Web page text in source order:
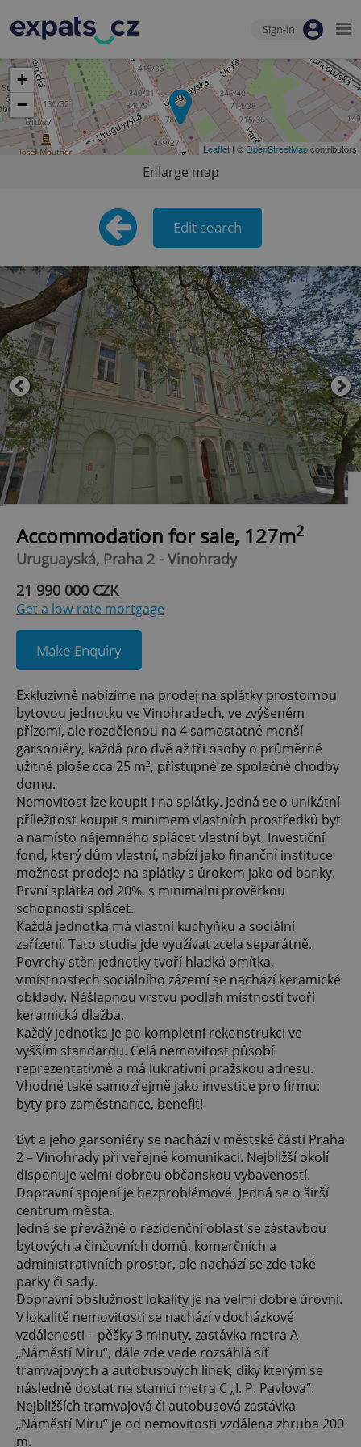
Sign-in
+
−
Leaflet | ©OpenStreetMapcontributors
Enlarge map
Edit search
Accommodation for sale, 127m2
Uruguayská, Praha 2 - Vinohrady
21 990 000 CZK
Get a low-rate mortgage
Make Enquiry
Exkluzivně nabízíme na prodej na splátky prostornou
bytovou jednotku ve Vinohradech, ve zvýšeném
přízemí, ale rozdělenou na 4 samostatné menší
garsoniéry, každá pro dvě až tři osoby o průměrné
užitné ploše cca 25 m², přístupné ze společné chodby
domu.
Nemovitost lze koupit i na splátky. Jedná se o unikátní
příležitost koupit s minimem vlastních prostředků byt
a namísto nájemného splácet vlastní byt. Investiční
fond, který dům vlastní, nabízí jako finanční instituce
možnost prodeje na splátky s úrokem jako od banky.
První splátka od 20%, s minimální prověrkou
schopnosti splácet.
Každá jednotka má vlastní kuchyňku a sociální
zařízení. Tato studia jde využívat zcela separátně.
Povrchy stěn jednotky tvoří hladká omítka,
v místnostech sociálního zázemí se nachází keramické
obklady. Nášlapnou vrstvu podlah místností tvoří
keramická dlažba.
Každý jednotka je po kompletní rekonstrukci ve
vyšším standardu. Celá nemovitost působí
reprezentativně a má lukrativní pražskou adresu.
Vhodné také samozřejmě jako investice pro firmu:
byty pro zaměstnance, benefit!
Byt a jeho garsoniéry se nachází v městské části Praha
2 – Vinohrady při veřejné komunikaci. Nejbližší okolí
disponuje velmi dobrou občanskou vybaveností.
Dopravní spojení je bezproblémové. Jedná se o širší
centrum města.
Jedná se převážně o rezidenční oblast se zástavbou
bytových a činžovních domů, komerčních a
administrativních prostor, ale nachází se zde také
parky či sady.
Dopravní obslužnost lokality je na velmi dobré úrovni.
V lokalitě nemovitosti se nachází v docházkové
vzdálenosti – pěšky 3 minuty, zastávka metra A
„Náměstí Míru“, dále zde vede rozsáhlá síť
tramvajových a autobusových linek, díky kterým se
následně dostat na stanici metra C „I. P. Pavlova“.
Nejbližších tramvajová či autobusová zastávka
„Náměstí Míru“ je od nemovitosti vzdálena zhruba 200
m.